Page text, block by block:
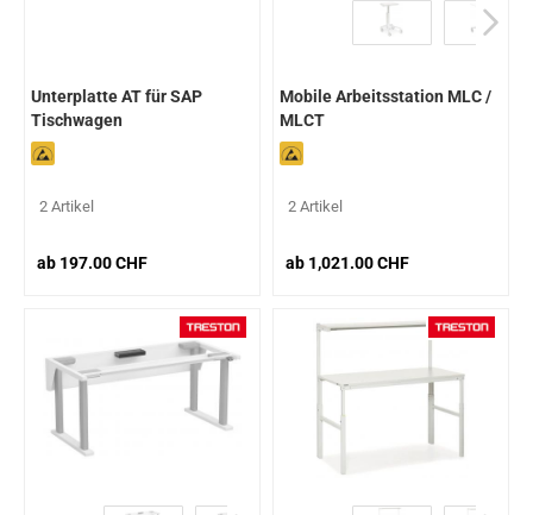
Unterplatte AT für SAP
Tischwagen
2 Artikel
ab 197.00 CHF
Mobile Arbeitsstation MLC /
MLCT
2 Artikel
ab 1,021.00 CHF